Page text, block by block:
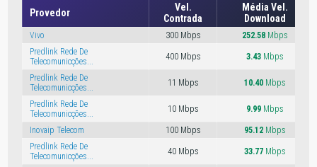
Provedor
Vel.
Contrada
Média Vel.
Download
Vivo 300 Mbps 252.58 Mbps
Predlink Rede De
Telecomunicções...
400 Mbps 3.43 Mbps
Predlink Rede De
Telecomunicções...
11 Mbps 10.40 Mbps
Predlink Rede De
Telecomunicções...
10 Mbps 9.99 Mbps
Inovaip Telecom 100 Mbps 95.12 Mbps
Predlink Rede De
Telecomunicções...
40 Mbps 33.77 Mbps